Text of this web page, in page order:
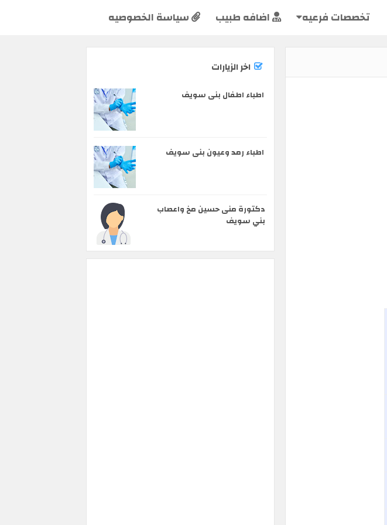
تخصصات فرعيه اضافه طبيب سياسة الخصوصيه
اخر الزيارات
اطباء اطفال بنى سويف
اطباء رمد وعيون بنى سويف
دكتورة منى حسين مخ واعصاب
بني سويف